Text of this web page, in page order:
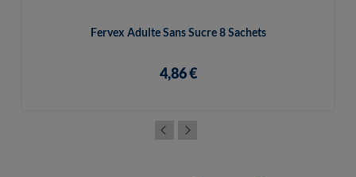
Fervex Adulte Sans Sucre 8 Sachets
4,86 €